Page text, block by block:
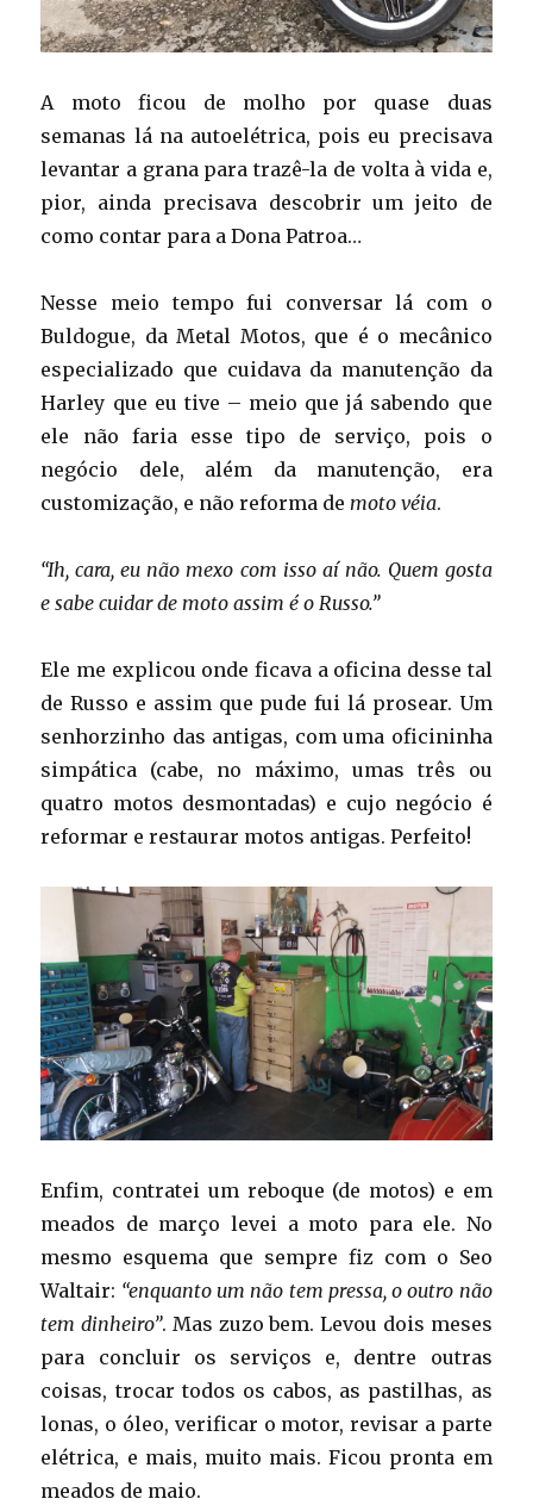
A moto ficou de molho por quase duas
semanas lá na autoelétrica, pois eu precisava
levantar a grana para trazê-la de volta à vida e,
pior, ainda precisava descobrir um jeito de
como contar para a Dona Patroa…
Nesse meio tempo fui conversar lá com o
Buldogue, da Metal Motos, que é o mecânico
especializado que cuidava da manutenção da
Harley que eu tive – meio que já sabendo que
ele não faria esse tipo de serviço, pois o
negócio dele, além da manutenção, era
customização, e não reforma demoto véia.
“Ih, cara, eu não mexo com isso aí não. Quem gosta
e sabe cuidar de moto assim é o Russo.”
Ele me explicou onde ficava a oficina desse tal
de Russo e assim que pude fui lá prosear. Um
senhorzinho das antigas, com uma oficininha
simpática (cabe, no máximo, umas três ou
quatro motos desmontadas) e cujo negócio é
reformar e restaurar motos antigas. Perfeito!
Enfim, contratei um reboque (de motos) e em
meados de março levei a moto para ele. No
mesmo esquema que sempre fiz com o Seo
Waltair: “enquanto um não tem pressa, o outro não
tem dinheiro”. Mas zuzo bem. Levou dois meses
para concluir os serviços e, dentre outras
coisas, trocar todos os cabos, as pastilhas, as
lonas, o óleo, verificar o motor, revisar a parte
elétrica, e mais, muito mais. Ficou pronta em
meados de maio.